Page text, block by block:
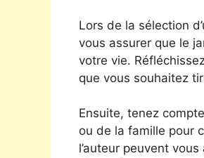
Lors de la sélection
vous assurer que le
votre vie.
que vous souhaitez
Ensuite, tenez
ou de la famille pour
l’auteur peuvent